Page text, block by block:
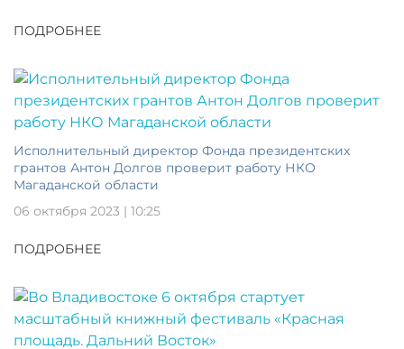
ПОДРОБНЕЕ
Исполнительный директор Фонда президентских
грантов Антон Долгов проверит работу НКО
Магаданской области
06 октября 2023 | 10:25
ПОДРОБНЕЕ